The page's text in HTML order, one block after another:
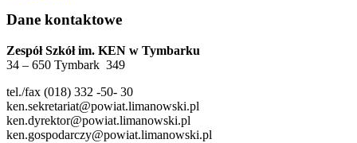
Dane kontaktowe
Zespół Szkół im. KEN w Tymbarku
34 – 650 Tymbark 349
tel./fax (018) 332 -50- 30
ken.sekretariat@powiat.limanowski.pl
ken.dyrektor@powiat.limanowski.pl
ken.gospodarczy@powiat.limanowski.pl